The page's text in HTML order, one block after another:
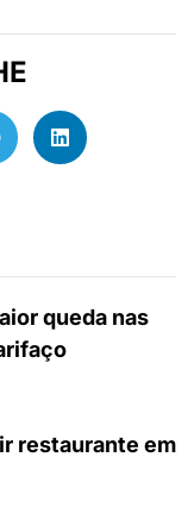
queda nas
restaurante em